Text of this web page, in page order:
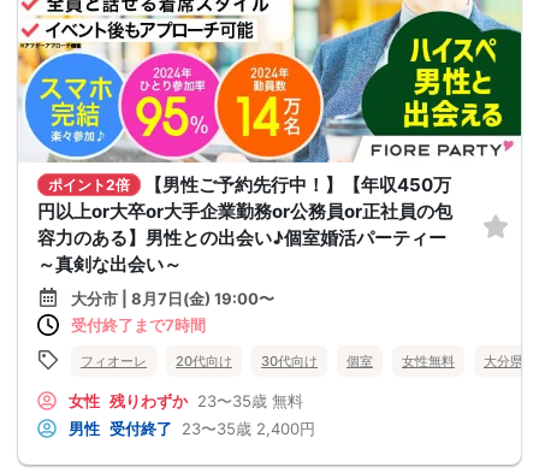
ポイント2倍
【男性ご予約先行中！】【年収450万
円以上or大卒or大手企業勤務or公務員or正社員の包
容力のある】男性との出会い♪個室婚活パーティー
～真剣な出会い～
大分市 | 8月7日(金) 19:00〜
受付終了まで7時間
フィオーレ 20代向け 30代向け 個室 女性無料 大分県
女性 残りわずか 23〜35歳 無料
男性 受付終了 23〜35歳 2,400円